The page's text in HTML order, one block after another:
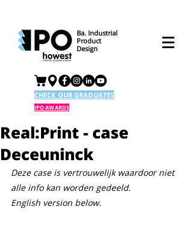
Ba. Industrial
Product
Design
CHECK OUR GRADUATES
IPO AWARDS
Real:Print - case
Deceuninck
Deze case is vertrouwelijk waardoor niet
alle info kan worden gedeeld.
English version below.